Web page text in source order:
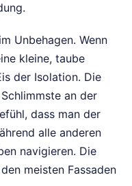
Unbehagen. Wenn
kleine, taube
der Isolation. Die
an der
dass man der
alle anderen
navigieren. Die
meisten Fassaden